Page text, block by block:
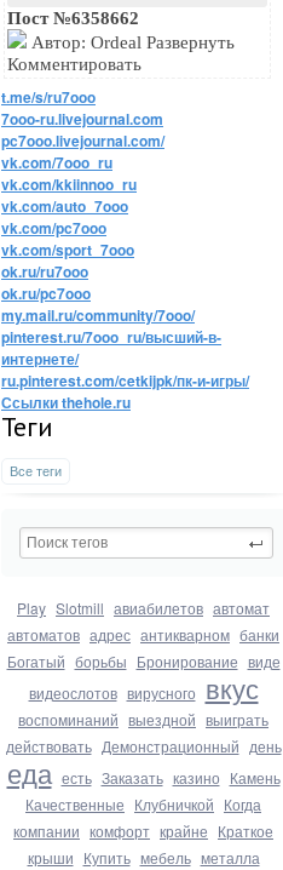
Пост №6358662
Автор: Ordeal Развернуть
Комментировать
t.me/s/ru7ooo
7ooo-ru.livejournal.com
pc7ooo.livejournal.com/
vk.com/7ooo_ru
vk.com/kkiinnoo_ru
vk.com/auto_7ooo
vk.com/pc7ooo
vk.com/sport_7ooo
ok.ru/ru7ooo
ok.ru/pc7ooo
my.mail.ru/community/7ooo/
pinterest.ru/7ooo_ru/высший-в-
интернете/
ru.pinterest.com/cetkijpk/пк-и-игры/
Ссылки thehole.ru
Теги
Все теги
Play Slotmill авиабилетов автомат
автоматов адрес антикварном банки
Богатый борьбы Бронирование виде
видеослотов вирусного вкус
воспоминаний выездной выиграть
действовать Демонстрационный день
еда есть Заказать казино Камень
Качественные Клубничкой Когда
компании комфорт крайне Краткое
крыши Купить мебель металла